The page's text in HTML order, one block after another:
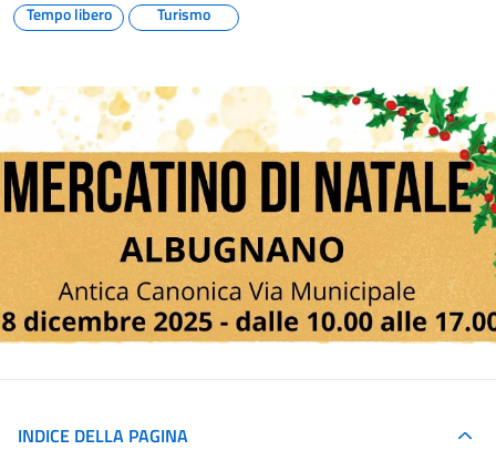
Tempo libero Turismo
INDICE DELLA PAGINA